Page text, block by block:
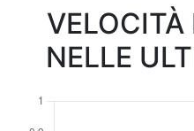
VELOCITÀ
NELLE